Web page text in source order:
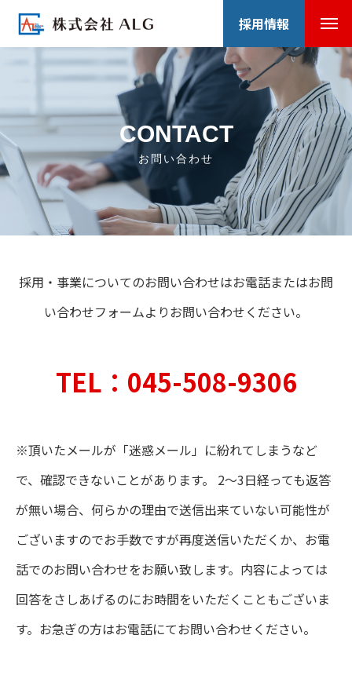
採用情報
CONTACT
お問い合わせ
採用・事業についてのお問い合わせはお電話またはお問
い合わせフォームよりお問い合わせください。
TEL：045-508-9306
※頂いたメールが「迷惑メール」に紛れてしまうなど
で、確認できないことがあります。 2～3日経っても返答
が無い場合、何らかの理由で送信出来ていない可能性が
ございますのでお手数ですが再度送信いただくか、お電
話でのお問い合わせをお願い致します。内容によっては
回答をさしあげるのにお時間をいただくこともございま
す。お急ぎの方はお電話にてお問い合わせください。